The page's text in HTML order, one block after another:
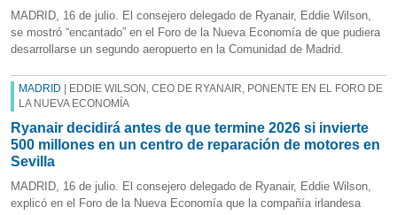
MADRID, 16 de julio. El consejero delegado de Ryanair, Eddie Wilson,
se mostró “encantado” en el Foro de la Nueva Economía de que pudiera
desarrollarse un segundo aeropuerto en la Comunidad de Madrid.
MADRID | EDDIE WILSON, CEO DE RYANAIR, PONENTE EN EL FORO DE
LA NUEVA ECONOMÍA
Ryanair decidirá antes de que termine 2026 si invierte
500 millones en un centro de reparación de motores en
Sevilla
MADRID, 16 de julio. El consejero delegado de Ryanair, Eddie Wilson,
explicó en el Foro de la Nueva Economía que la compañía irlandesa